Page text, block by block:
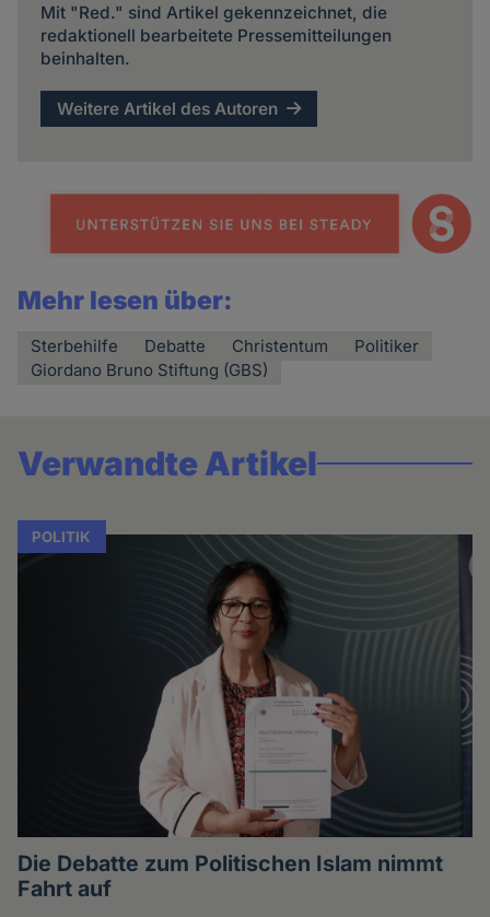
Mit "Red." sind Artikel gekennzeichnet, die
redaktionell bearbeitete Pressemitteilungen
beinhalten.
Weitere Artikel des Autoren
Mehr lesen über:
Sterbehilfe Debatte Christentum
Politiker
Giordano Bruno Stiftung (GBS)
Verwandte Artikel
POLITIK
Die Debatte zum Politischen Islam nimmt
Fahrt auf